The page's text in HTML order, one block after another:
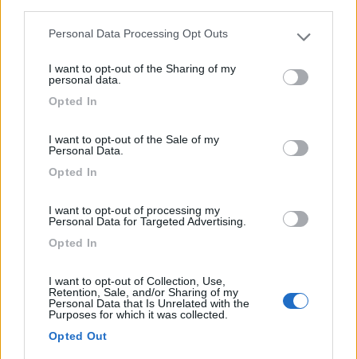
Please note that this website/app uses one or more Google
not limited to your visit or usage behaviour. You may click to
grant or deny consent to Google and its third-party tags to
use your data for below specified purposes in below Google
Personal Data Processing Opt Outs
I want to opt-out of the Sharing of my
personal data.
Opted In
I want to opt-out of the Sale of my
Personal Data.
Opted In
I want to opt-out of processing my
Personal Data for Targeted Advertising.
Opted In
I want to opt-out of Collection, Use,
Retention, Sale, and/or Sharing of my
Personal Data that Is Unrelated with the
Purposes for which it was collected.
Opted Out
voi siete dei camperisti...... >
> cresce'.... 'a fai finita? un salutino
> Mi meraviglio di te che dici di essere un camperista. uno x
Questo e il mio pensiero e fanno bene che non ci vogliono piu
[:D][:D] I sindaci m'accolgono con la fascia tricolore, taluni
capitata anche la guida verde! Sicuramente quelli che ci
cacciano non vogliono persone pulite. [:D] ciao Cresce'
-